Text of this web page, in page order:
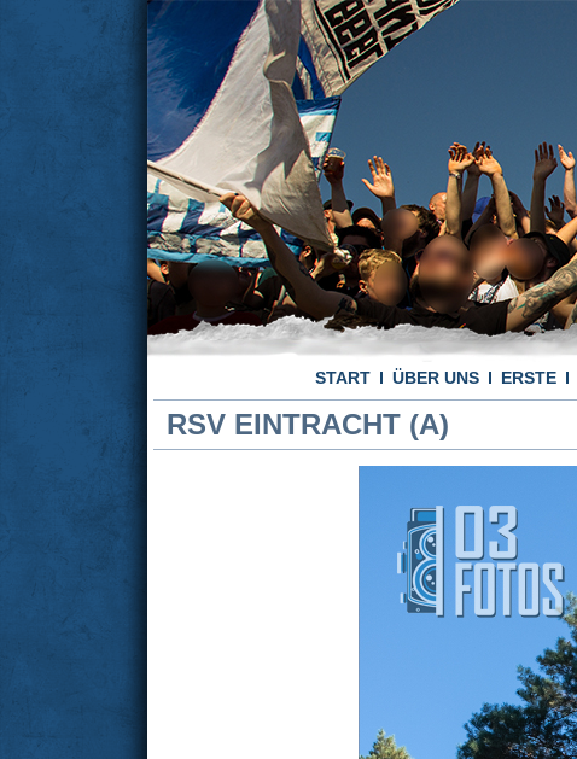
START ÜBER UNS ERSTE
RSV EINTRACHT (A)